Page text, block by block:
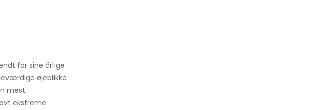
for sine årlige
øjeblikke
mest
ekstreme